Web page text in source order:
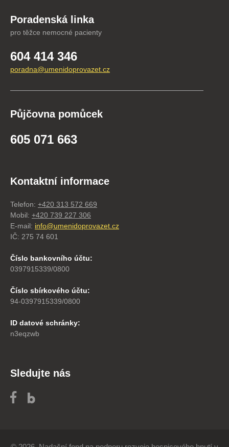
Poradenská linka
pro těžce nemocné pacienty
604 414 346
poradna@umenidoprovazet.cz
Půjčovna pomůcek
605 071 663
Kontaktní informace
Telefon: +420 313 572 669
Mobil: +420 739 227 306
E-mail: info@umenidoprovazet.cz
IČ: 275 74 601
Číslo bankovního účtu:
0397915339/0800
Číslo sbírkového účtu:
94-0397915339/0800
ID datové schránky:
n3eqzwb
Sledujte nás